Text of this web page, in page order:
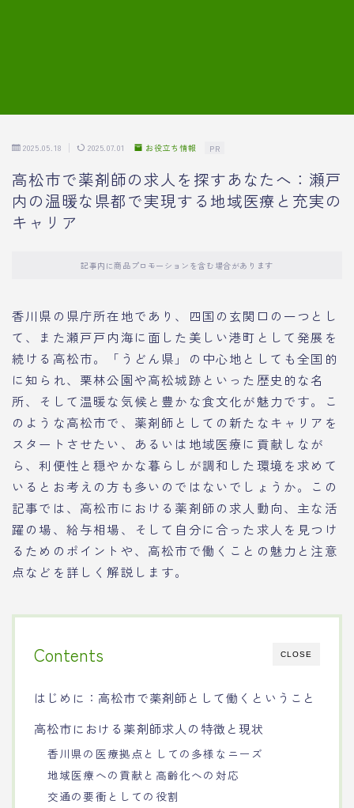
2025.05.18 2025.07.01 お役立ち情報 PR
高松市で薬剤師の求人を探すあなたへ：瀬戸
内の温暖な県都で実現する地域医療と充実の
キャリア
記事内に商品プロモーションを含む場合があります
香川県の県庁所在地であり、四国の玄関口の一つとし
て、また瀬戸戸内海に面した美しい港町として発展を
続ける高松市。「うどん県」の中心地としても全国的
に知られ、栗林公園や高松城跡といった歴史的な名
所、そして温暖な気候と豊かな食文化が魅力です。こ
のような高松市で、薬剤師としての新たなキャリアを
スタートさせたい、あるいは地域医療に貢献しなが
ら、利便性と穏やかな暮らしが調和した環境を求めて
いるとお考えの方も多いのではないでしょうか。この
記事では、高松市における薬剤師の求人動向、主な活
躍の場、給与相場、そして自分に合った求人を見つけ
るためのポイントや、高松市で働くことの魅力と注意
点などを詳しく解説します。
CLOSE
Contents
はじめに：高松市で薬剤師として働くということ
高松市における薬剤師求人の特徴と現状
香川県の医療拠点としての多様なニーズ
地域医療への貢献と高齢化への対応
交通の要衝としての役割